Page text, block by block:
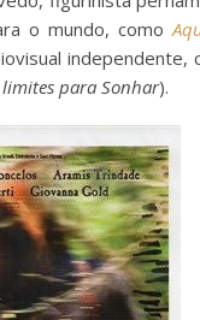
o mundo, como
limites para Sonhar).